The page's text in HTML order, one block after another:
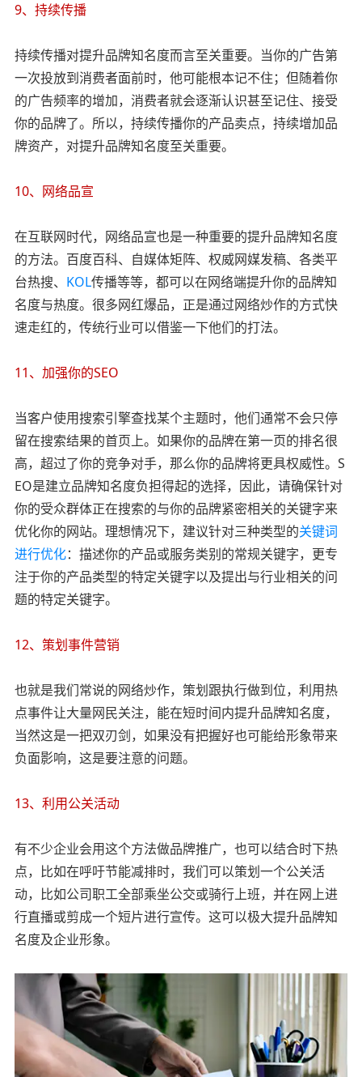
9、持续传播
持续传播对提升品牌知名度而言至关重要。当你的广告第
一次投放到消费者面前时，他可能根本记不住；但随着你
的广告频率的增加，消费者就会逐渐认识甚至记住、接受
你的品牌了。所以，持续传播你的产品卖点，持续增加品
牌资产，对提升品牌知名度至关重要。
10、网络品宣
在互联网时代，网络品宣也是一种重要的提升品牌知名度
的方法。百度百科、自媒体矩阵、权威网媒发稿、各类平
台热搜、 KOL传播等等，都可以在网络端提升你的品牌知
名度与热度。很多网红爆品，正是通过网络炒作的方式快
速走红的，传统行业可以借鉴一下他们的打法。
11、加强你的SEO
当客户使用搜索引擎查找某个主题时，他们通常不会只停
留在搜索结果的首页上。如果你的品牌在第一页的排名很
高，超过了你的竞争对手，那么你的品牌将更具权威性。S
EO是建立品牌知名度负担得起的选择，因此，请确保针对
你的受众群体正在搜索的与你的品牌紧密相关的关键字来
优化你的网站。理想情况下，建议针对三种类型的关键词
进行优化：描述你的产品或服务类别的常规关键字，更专
注于你的产品类型的特定关键字以及提出与行业相关的问
题的特定关键字。
12、策划事件营销
也就是我们常说的网络炒作，策划跟执行做到位，利用热
点事件让大量网民关注，能在短时间内提升品牌知名度，
当然这是一把双刃剑，如果没有把握好也可能给形象带来
负面影响，这是要注意的问题。
13、利用公关活动
有不少企业会用这个方法做品牌推广，也可以结合时下热
点，比如在呼吁节能减排时，我们可以策划一个公关活
动，比如公司职工全部乘坐公交或骑行上班，并在网上进
行直播或剪成一个短片进行宣传。这可以极大提升品牌知
名度及企业形象。